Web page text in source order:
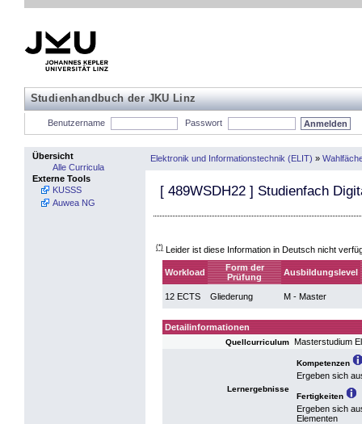
Studienhandbuch der JKU Linz
Benutzername Passwort
Übersicht
Alle Curricula
Externe Tools
KUSSS
Auwea NG
Elektronik und Informationstechnik (ELIT) »
[ 489WSDH22 ] Studienfach
(*) Leider ist diese Information in Deutsch nicht
Workload
Form der
Prüfung
Ausbildungslevel
12 ECTS Gliederung M - Master
Detailinformationen
Quellcurriculum Masterstudium
Lernergebnisse
Kompetenzen
Ergeben sich
Fertigkeiten
Ergeben sich
Elementen